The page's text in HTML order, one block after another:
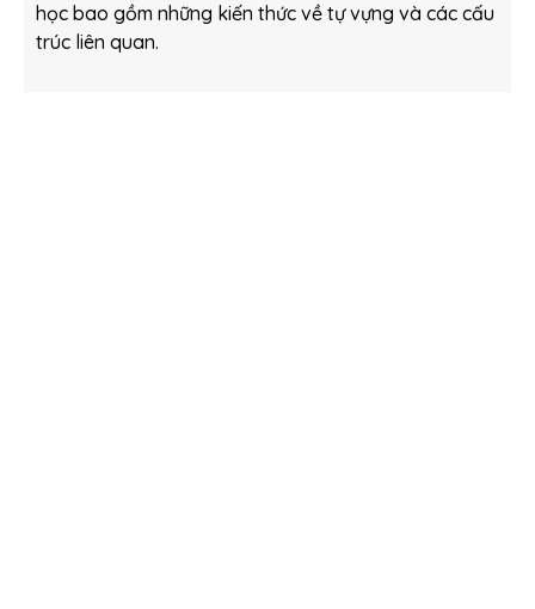
học bao gồm những kiến thức về tự vựng và các cấu
trúc liên quan.